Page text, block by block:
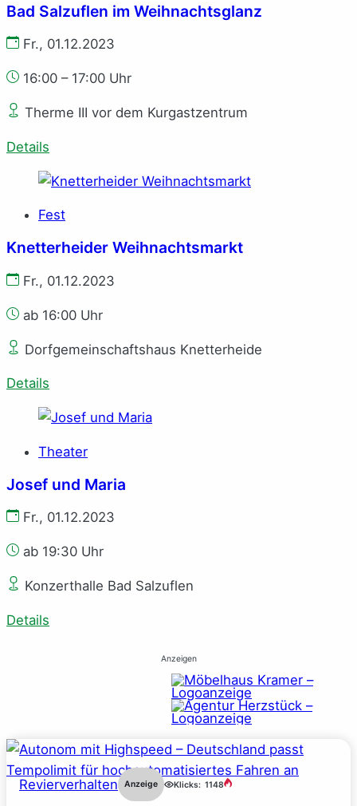
Bad Salzuflen im Weihnachtsglanz
Fr., 01.12.2023
16:00 – 17:00 Uhr
Therme III vor dem Kurgastzentrum
Details
Fest
Knetterheider Weihnachtsmarkt
Fr., 01.12.2023
ab 16:00 Uhr
Dorfgemeinschaftshaus Knetterheide
Details
Theater
Josef und Maria
Fr., 01.12.2023
ab 19:30 Uhr
Konzerthalle Bad Salzuflen
Details
Anzeigen
Revierverhalten Anzeige Klicks: 1148